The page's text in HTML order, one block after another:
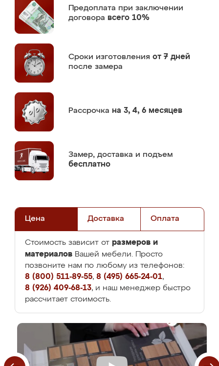
Предоплата при заключении
договора всего 10%
Сроки изготовления от 7 дней
после замера
Рассрочка на 3, 4, 6 месяцев
Замер, доставка и подъем
бесплатно
Цена Доставка Оплата
Стоимость зависит от размеров и
материалов Вашей мебели. Просто
позвоните нам по любому из телефонов:
8 (800) 511-89-55, 8 (495) 665-24-01,
8 (926) 409-68-13, и наш менеджер быстро
рассчитает стоимость.